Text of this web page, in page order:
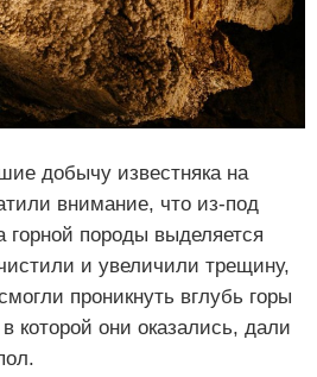
добычу известняка на
внимание, что из-под
горной породы выделяется
и увеличили трещину,
проникнуть вглубь горы
которой они оказались, дали